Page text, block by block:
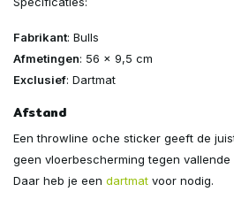
Fabrikant: Bulls
Afmetingen: 56 x 9,5 cm
Exclusief: Dartmat
Afstand
Een throwline oche sticker geeft de
geen vloerbescherming tegen
Daar heb je een dartmat voor nodig.